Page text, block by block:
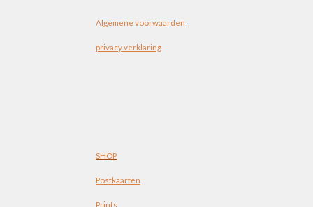
Algemene voorwaarden
privacy verklaring
SHOP
Postkaarten
Prints